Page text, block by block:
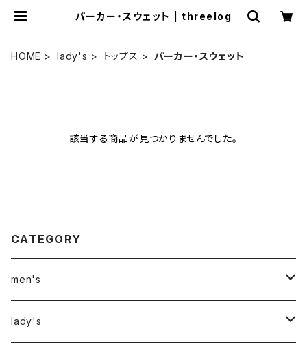
パーカー・スウェット | threelog
HOME lady's トップス パーカー・スウェット
該当する商品が見つかりませんでした。
CATEGORY
men's
アウター
lady's